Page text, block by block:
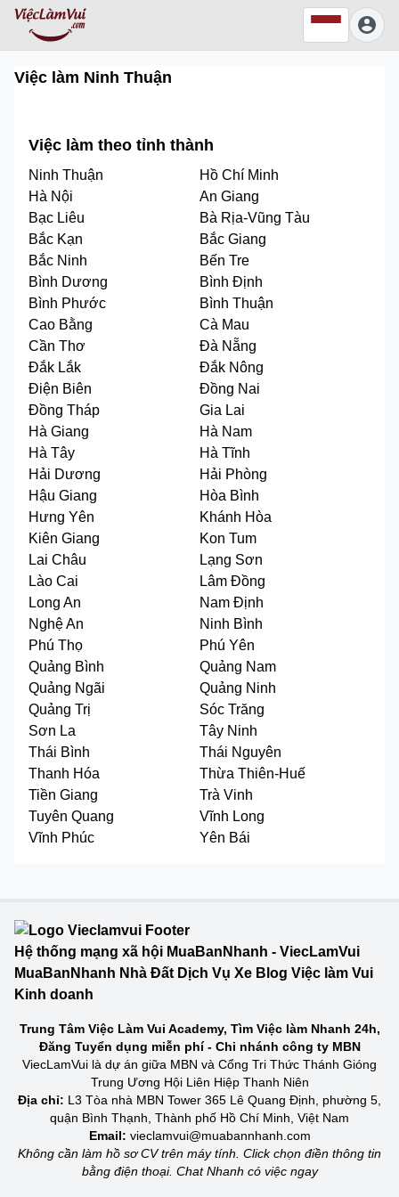
Việc làm Ninh Thuận
Việc làm theo tỉnh thành
Ninh Thuận
Hồ Chí Minh
Hà Nội
An Giang
Bạc Liêu
Bà Rịa-Vũng Tàu
Bắc Kạn
Bắc Giang
Bắc Ninh
Bến Tre
Bình Dương
Bình Định
Bình Phước
Bình Thuận
Cao Bằng
Cà Mau
Cần Thơ
Đà Nẵng
Đắk Lắk
Đắk Nông
Điện Biên
Đồng Nai
Đồng Tháp
Gia Lai
Hà Giang
Hà Nam
Hà Tây
Hà Tĩnh
Hải Dương
Hải Phòng
Hậu Giang
Hòa Bình
Hưng Yên
Khánh Hòa
Kiên Giang
Kon Tum
Lai Châu
Lạng Sơn
Lào Cai
Lâm Đồng
Long An
Nam Định
Nghệ An
Ninh Bình
Phú Thọ
Phú Yên
Quảng Bình
Quảng Nam
Quảng Ngãi
Quảng Ninh
Quảng Trị
Sóc Trăng
Sơn La
Tây Ninh
Thái Bình
Thái Nguyên
Thanh Hóa
Thừa Thiên-Huế
Tiền Giang
Trà Vinh
Tuyên Quang
Vĩnh Long
Vĩnh Phúc
Yên Bái
Hệ thống mạng xã hội MuaBanNhanh - ViecLamVui
MuaBanNhanh Nhà Đất Dịch Vụ Xe Blog Việc làm Vui
Kinh doanh
Trung Tâm Việc Làm Vui Academy, Tìm Việc làm Nhanh 24h,
Đăng Tuyển dụng miễn phí - Chi nhánh công ty MBN
ViecLamVui là dự án giữa MBN và Cổng Tri Thức Thánh Gióng
Trung Ương Hội Liên Hiệp Thanh Niên
Địa chỉ: L3 Tòa nhà MBN Tower 365 Lê Quang Định, phường 5,
quận Bình Thạnh, Thành phố Hồ Chí Minh, Việt Nam
Email: vieclamvui@muabannhanh.com
Không cần làm hồ sơ CV trên máy tính. Click chọn điền thông tin
bằng điện thoại. Chat Nhanh có việc ngay